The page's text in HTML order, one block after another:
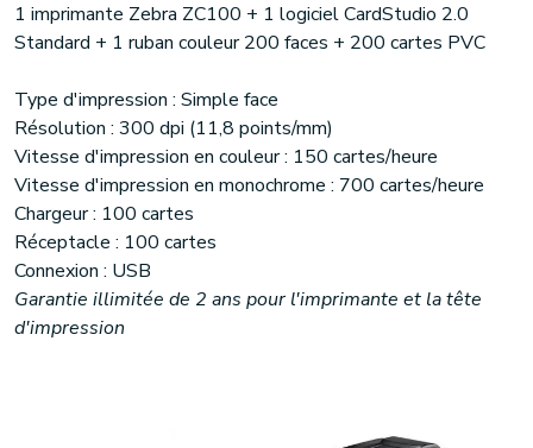
1 imprimante Zebra ZC100 + 1 logiciel CardStudio 2.0
Standard + 1 ruban couleur 200 faces + 200 cartes PVC
Type d'impression : Simple face
Résolution : 300 dpi (11,8 points/mm)
Vitesse d'impression en couleur : 150 cartes/heure
Vitesse d'impression en monochrome : 700 cartes/heure
Chargeur : 100 cartes
Réceptacle : 100 cartes
Connexion : USB
Garantie illimitée de 2 ans pour l'imprimante et la tête
d'impression